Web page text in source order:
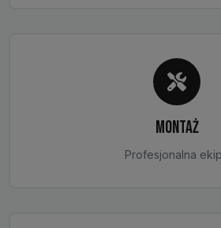
MONTAŻ
Profesjonalna